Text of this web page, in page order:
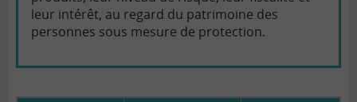
leur intérêt, au regard du patrimoine des
personnes sous mesure de protection.